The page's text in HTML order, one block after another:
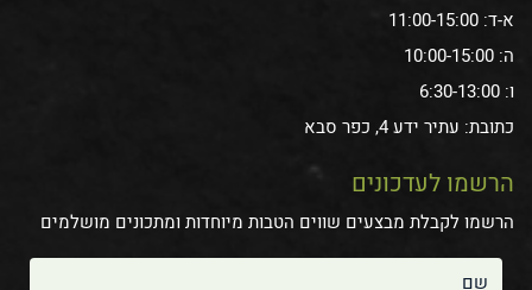
א-ד: 11:00-15:00
ה: 10:00-15:00
ו: 6:30-13:00
כתובת: עתיר ידע 4, כפר סבא
הרשמו לעדכונים
הרשמו לקבלת מבצעים שווים הטבות מיוחדות ומתכונים מושלמים